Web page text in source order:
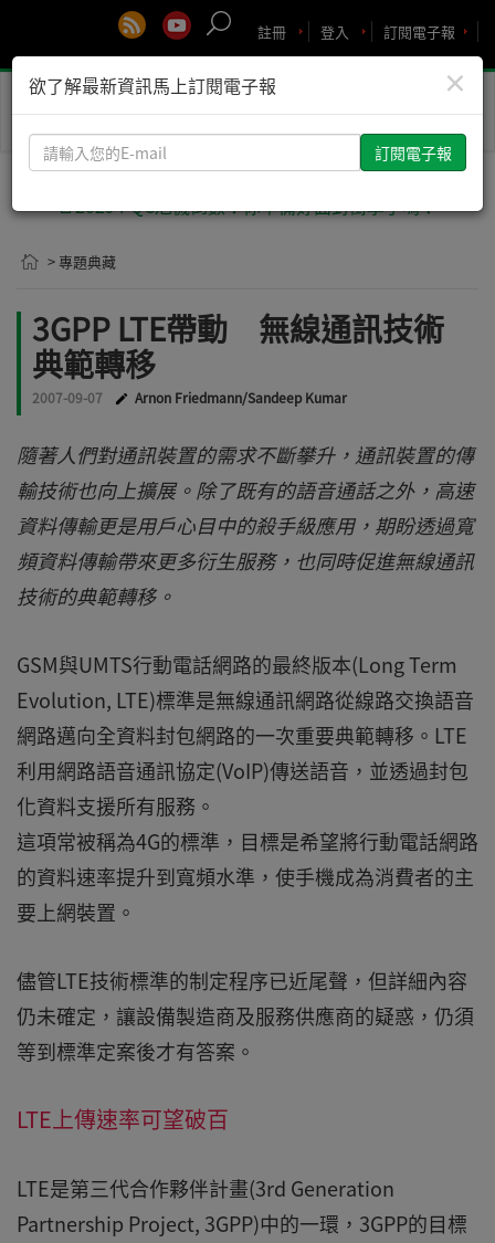
訂閱電子報
登入
註冊
Toggle
🚨2029 PQC危機倒數！你準備好面對衝擊了嗎？
> 專題典藏
3GPP LTE帶動 無線通訊技術
典範轉移
2007-09-07 Arnon Friedmann/Sandeep Kumar
隨著人們對通訊裝置的需求不斷攀升，通訊裝置的傳
輸技術也向上擴展。除了既有的語音通話之外，高速
資料傳輸更是用戶心目中的殺手級應用，期盼透過寬
頻資料傳輸帶來更多衍生服務，也同時促進無線通訊
技術的典範轉移。
GSM與UMTS行動電話網路的最終版本(Long Term
Evolution, LTE)標準是無線通訊網路從線路交換語音
網路邁向全資料封包網路的一次重要典範轉移。LTE
利用網路語音通訊協定(VoIP)傳送語音，並透過封包
化資料支援所有服務。
這項常被稱為4G的標準，目標是希望將行動電話網路
的資料速率提升到寬頻水準，使手機成為消費者的主
要上網裝置。
儘管LTE技術標準的制定程序已近尾聲，但詳細內容
仍未確定，讓設備製造商及服務供應商的疑惑，仍須
等到標準定案後才有答案。
LTE上傳速率可望破百
LTE是第三代合作夥伴計畫(3rd Generation
Partnership Project, 3GPP)中的一環，3GPP的目標
×
欲了解最新資訊馬上訂閱電子報
請
輸
您
的
E-